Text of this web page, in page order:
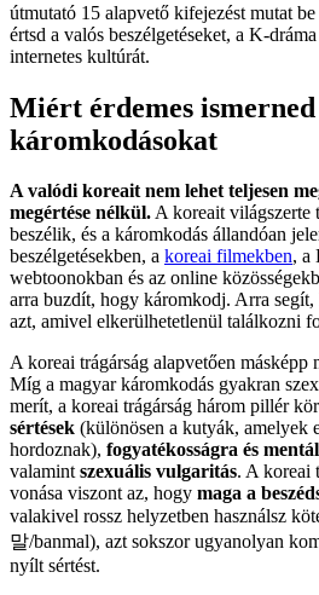
útmutató 15 alapvető kifejezést mutat
értsd a valós beszélgetéseket, a K-
internetes kultúrát.
Miért érdemes
káromkodásokat
A valódi koreait nem lehet teljesen
megértése nélkül.A koreait
beszélik, és a káromkodás állandóan
beszélgetésekben, a koreai filmekben, a
webtoonokban és az online
arra buzdít, hogy káromkodj. Arra segít,
azt, amivel elkerülhetetlenül találkozni
A koreai trágárság alapvetően másképp
Míg a magyar káromkodás gyakran
merít, a koreai trágárság három pillér
sértések (különösen a kutyák, amelyek
hordoznak), fogyatékosságra és
valamintszexuális vulgaritás. A koreai
vonása viszont az, hogy maga a
valakivel rossz helyzetben használsz
말/banmal), azt sokszor ugyanolyan
nyílt sértést.